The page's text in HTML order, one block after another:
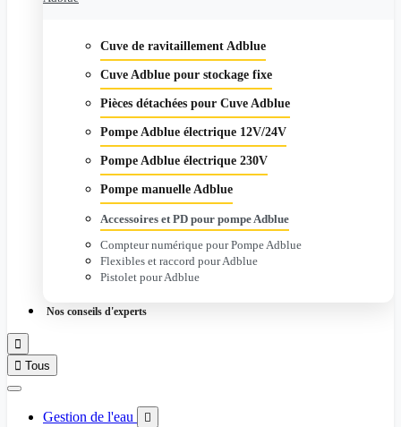
Cuve de ravitaillement Adblue
Cuve Adblue pour stockage fixe
Pièces détachées pour Cuve Adblue
Pompe Adblue électrique 12V/24V
Pompe Adblue électrique 230V
Pompe manuelle Adblue
Accessoires et PD pour pompe Adblue
Compteur numérique pour Pompe Adblue
Flexibles et raccord pour Adblue
Pistolet pour Adblue
Nos conseils d'experts

 Tous
Gestion de l'eau 